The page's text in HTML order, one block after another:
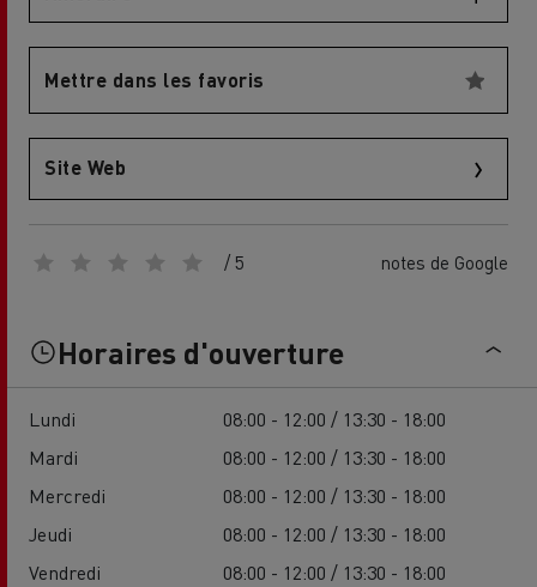
Mettre dans les favoris
Site Web
/ 5 notes de Google
Horaires d'ouverture
Lundi
08:00 - 12:00 / 13:30 - 18:00
Mardi
08:00 - 12:00 / 13:30 - 18:00
Mercredi
08:00 - 12:00 / 13:30 - 18:00
Jeudi
08:00 - 12:00 / 13:30 - 18:00
Vendredi
08:00 - 12:00 / 13:30 - 18:00